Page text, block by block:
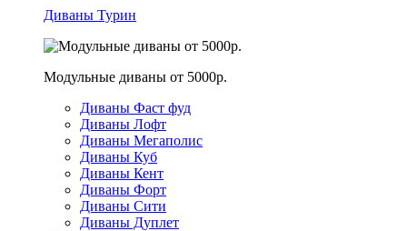
Диваны Турин
Модульные диваны от 5000р.
Диваны Фаст фуд
Диваны Лофт
Диваны Мегаполис
Диваны Куб
Диваны Кент
Диваны Форт
Диваны Сити
Диваны Дуплет